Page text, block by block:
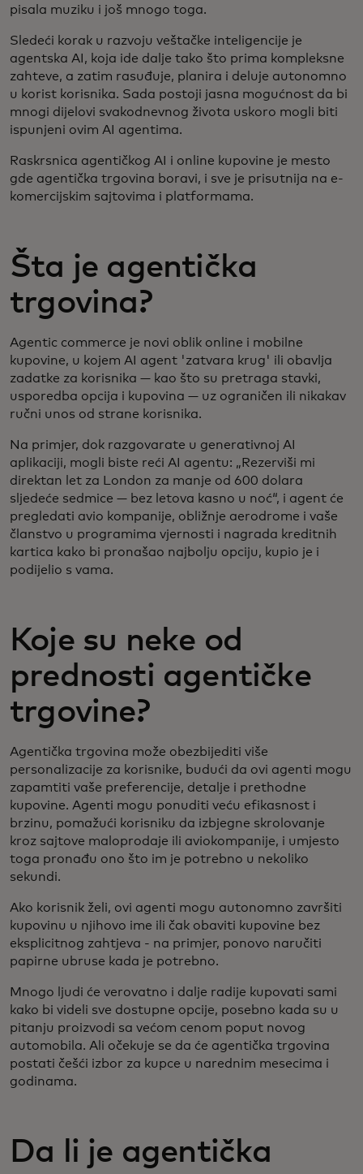
pisala muziku i još mnogo toga.
Sledeći korak u razvoju veštačke inteligencije je
agentska AI, koja ide dalje tako što prima kompleksne
zahteve, a zatim rasuđuje, planira i deluje autonomno
u korist korisnika. Sada postoji jasna mogućnost da bi
mnogi dijelovi svakodnevnog života uskoro mogli biti
ispunjeni ovim AI agentima.
Raskrsnica agentičkog AI i online kupovine je mesto
gde agentička trgovina boravi, i sve je prisutnija na e-
komercijskim sajtovima i platformama.
Šta je agentička
trgovina?
Agentic commerce je novi oblik online i mobilne
kupovine, u kojem AI agent 'zatvara krug' ili obavlja
zadatke za korisnika — kao što su pretraga stavki,
usporedba opcija i kupovina — uz ograničen ili nikakav
ručni unos od strane korisnika.
Na primjer, dok razgovarate u generativnoj AI
aplikaciji, mogli biste reći AI agentu: „Rezerviši mi
direktan let za London za manje od 600 dolara
sljedeće sedmice — bez letova kasno u noć“, i agent će
pregledati avio kompanije, obližnje aerodrome i vaše
članstvo u programima vjernosti i nagrada kreditnih
kartica kako bi pronašao najbolju opciju, kupio je i
podijelio s vama.
Koje su neke od
prednosti agentičke
trgovine?
Agentička trgovina može obezbijediti više
personalizacije za korisnike, budući da ovi agenti mogu
zapamtiti vaše preferencije, detalje i prethodne
kupovine. Agenti mogu ponuditi veću efikasnost i
brzinu, pomažući korisniku da izbjegne skrolovanje
kroz sajtove maloprodaje ili aviokompanije, i umjesto
toga pronađu ono što im je potrebno u nekoliko
sekundi.
Ako korisnik želi, ovi agenti mogu autonomno završiti
kupovinu u njihovo ime ili čak obaviti kupovine bez
eksplicitnog zahtjeva - na primjer, ponovo naručiti
papirne ubruse kada je potrebno.
Mnogo ljudi će verovatno i dalje radije kupovati sami
kako bi videli sve dostupne opcije, posebno kada su u
pitanju proizvodi sa većom cenom poput novog
automobila. Ali očekuje se da će agentička trgovina
postati češći izbor za kupce u narednim mesecima i
godinama.
Da li je agentička